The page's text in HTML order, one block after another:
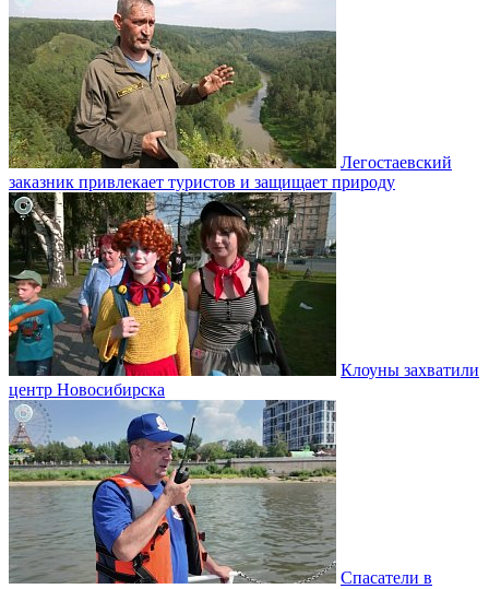
Легостаевский
заказник привлекает туристов и защищает природу
Клоуны захватили
центр Новосибирска
Спасатели в